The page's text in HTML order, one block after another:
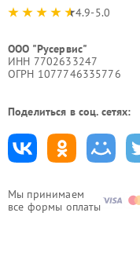
Мы принимаем
все формы оплаты
4.9-5.0
ООО "Русервис"
ИНН 7702633247
ОГРН 1077746335776
Поделиться в соц. сетях: